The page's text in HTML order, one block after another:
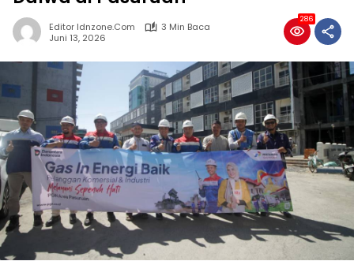
Editor Idnzone.com
3 Min Baca
Juni 13, 2026
286